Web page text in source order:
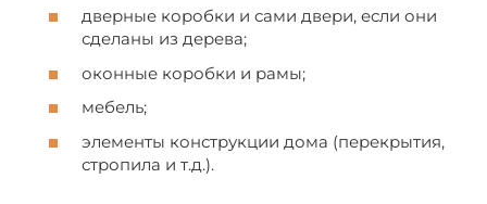
дверные коробки и сами двери, если они
сделаны из дерева;
оконные коробки и рамы;
мебель;
элементы конструкции дома (перекрытия,
стропила и т.д.).